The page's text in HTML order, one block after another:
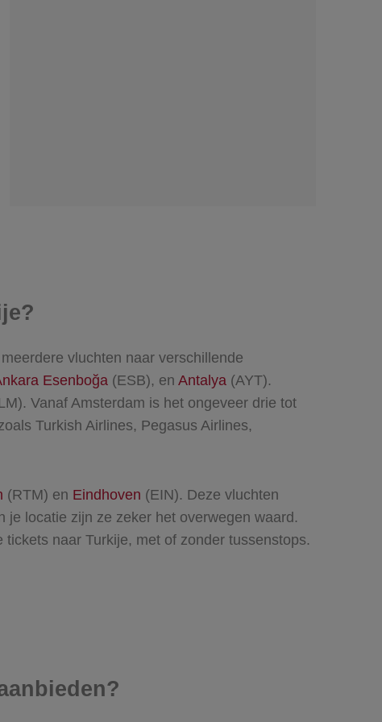
vluchten naar verschillende
Esenboğa (ESB), en Antalya (AYT).
Vanaf Amsterdam is het ongeveer drie tot
Turkish Airlines, Pegasus Airlines,
(RTM) en Eindhoven (EIN). Deze vluchten
locatie zijn ze zeker het overwegen waard.
naar Turkije, met of zonder tussenstops.